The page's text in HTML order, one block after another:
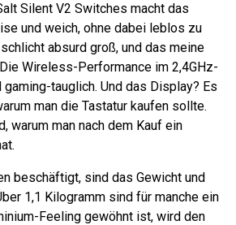
Silent V2 Switches macht das
und weich, ohne dabei leblos zu
absurd groß, und das meine
Wireless-Performance im 2,4GHz-
tauglich. Und das Display? Es
man die Tastatur kaufen sollte.
warum man nach dem Kauf ein
beschäftigt, sind das Gewicht und
1,1 Kilogramm sind für manche ein
Feeling gewöhnt ist, wird den